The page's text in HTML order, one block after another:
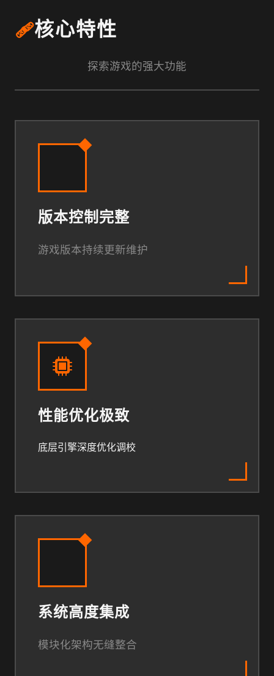
🩹核心特性
探索游戏的强大功能
版本控制完整
游戏版本持续更新维护
性能优化极致
底层引擎深度优化调校
系统高度集成
模块化架构无缝整合